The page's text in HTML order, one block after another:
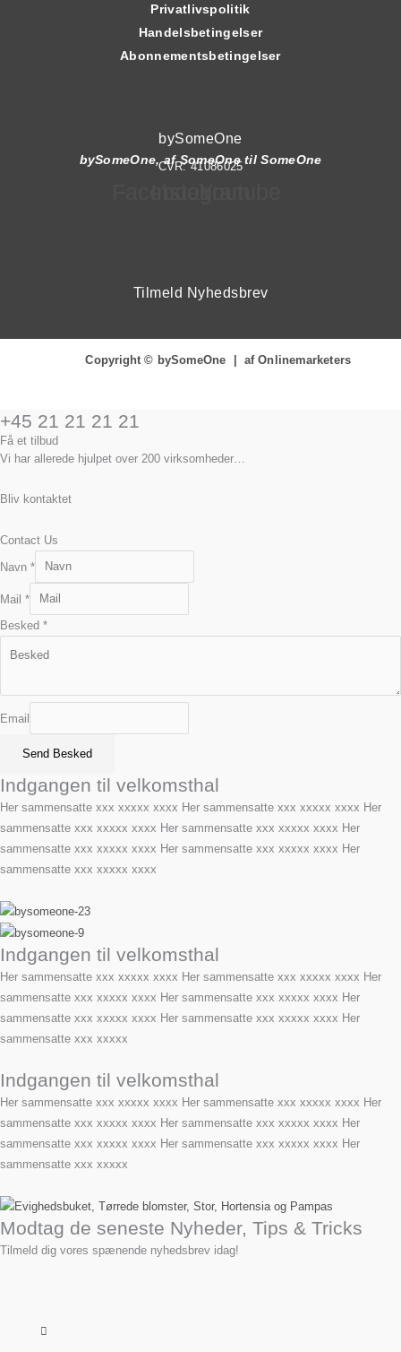
Privatlivspolitik
Handelsbetingelser
Abonnementsbetingelser
bySomeOne
bySomeOne, af SomeOne til SomeOne
CVR: 41086025
Tilmeld Nyhedsbrev
Copyright © bySomeOne | af Onlinemarketers
+45 21 21 21 21
Få et tilbud
Vi har allerede hjulpet over 200 virksomheder…
Bliv kontaktet
Contact Us
Navn *
Mail *
Besked *
Email
Send Besked
Indgangen til velkomsthal
Her sammensatte xxx xxxxx xxxx Her sammensatte xxx xxxxx xxxx Her
sammensatte xxx xxxxx xxxx Her sammensatte xxx xxxxx xxxx Her
sammensatte xxx xxxxx xxxx Her sammensatte xxx xxxxx xxxx Her
sammensatte xxx xxxxx xxxx
Indgangen til velkomsthal
Her sammensatte xxx xxxxx xxxx Her sammensatte xxx xxxxx xxxx Her
sammensatte xxx xxxxx xxxx Her sammensatte xxx xxxxx xxxx Her
sammensatte xxx xxxxx xxxx Her sammensatte xxx xxxxx xxxx Her
sammensatte xxx xxxxx
Indgangen til velkomsthal
Her sammensatte xxx xxxxx xxxx Her sammensatte xxx xxxxx xxxx Her
sammensatte xxx xxxxx xxxx Her sammensatte xxx xxxxx xxxx Her
sammensatte xxx xxxxx xxxx Her sammensatte xxx xxxxx xxxx Her
sammensatte xxx xxxxx
Modtag de seneste Nyheder, Tips & Tricks
Tilmeld dig vores spænende nyhedsbrev idag!